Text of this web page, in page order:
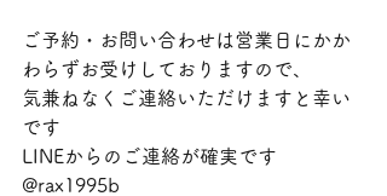
ご予約・お問い合わせは営業日にかか
わらずお受けしておりますので、
気兼ねなくご連絡いただけますと幸い
です
LINEからのご連絡が確実です
@rax1995b